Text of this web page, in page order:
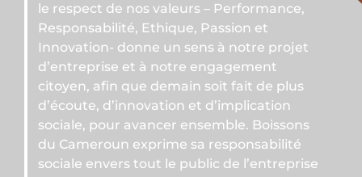
– Performance,
Passion et
sens à notre projet
engagement
soit fait de plus
et d’implication
ensemble. Boissons
sa responsabilité
public de l’entreprise